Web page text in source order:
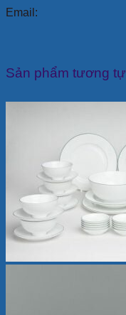
Email:
Sản phẩm tương tự